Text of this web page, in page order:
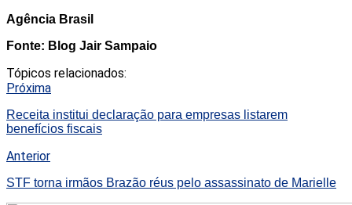
Agência Brasil
Fonte: Blog Jair Sampaio
Tópicos relacionados:
Próxima
Receita institui declaração para empresas listarem
benefícios fiscais
Anterior
STF torna irmãos Brazão réus pelo assassinato de Marielle